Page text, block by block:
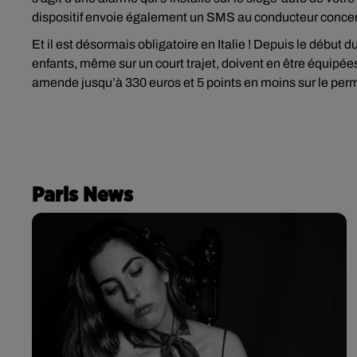
dispositif envoie également un SMS au conducteur
Et il est désormais obligatoire en Italie ! Depuis le début
enfants, même sur un court trajet, doivent en être
amende jusqu’à 330 euros et 5 points en moins sur le
Paris News